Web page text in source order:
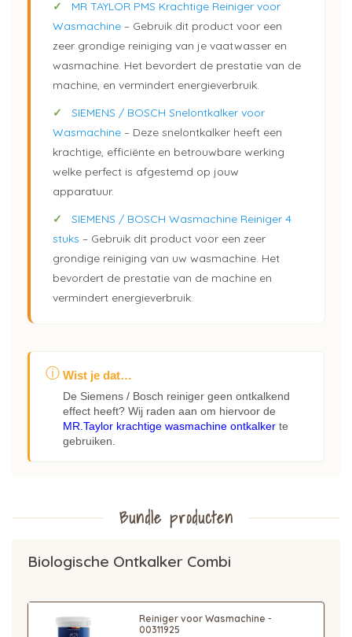
✓
MR TAYLOR PMS Krachtige Reiniger voor
Wasmachine – Gebruik dit product voor een
zeer grondige reiniging van je vaatwasser en
wasmachine. Het bevordert de prestatie van de
machine, en vermindert energieverbruik.
✓
SIEMENS / BOSCH Snelontkalker voor
Wasmachine – Deze snelontkalker heeft een
krachtige, efficiënte en betrouwbare werking
welke perfect is afgestemd op jouw
apparatuur.
✓
SIEMENS / BOSCH Wasmachine Reiniger 4
stuks – Gebruik dit product voor een zeer
grondige reiniging van uw wasmachine. Het
bevordert de prestatie van de machine en
vermindert energieverbruik.
ⓘ Wist je dat…
De Siemens / Bosch reiniger geen ontkalkend
effect heeft? Wij raden aan om hiervoor de
MR.Taylor krachtige wasmachine ontkalker te
gebruiken.
Bundle producten
Biologische Ontkalker Combi
Reiniger voor Wasmachine -
00311925